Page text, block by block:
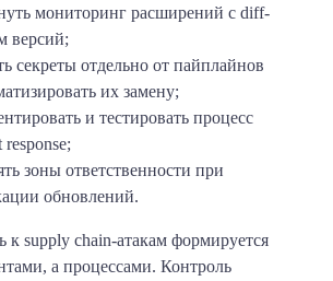
мониторинг расширений с diff-
версий;
секреты отдельно от пайплайнов
их замену;
и тестировать процесс
зоны ответственности при
обновлений.
к supply chain-атакам формируется
а процессами. Контроль